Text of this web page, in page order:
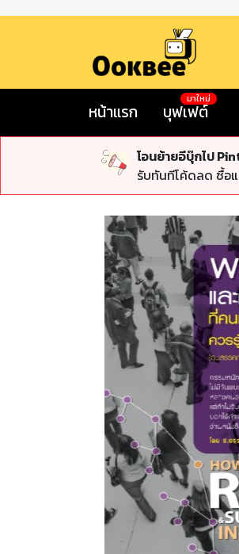
หน้าแรก บุฟเฟต์
มาใหม่
โอนย้ายอีบุ๊กไป
รับทันทีโค้ดลด ซื้อ